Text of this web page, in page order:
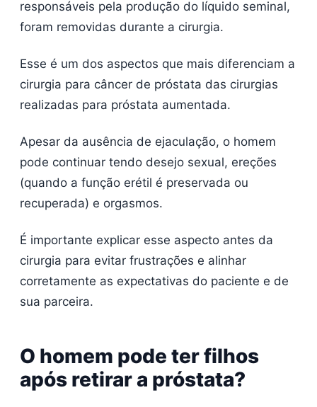
responsáveis pela produção do líquido seminal,
foram removidas durante a cirurgia.
Esse é um dos aspectos que mais diferenciam a
cirurgia para câncer de próstata das cirurgias
realizadas para próstata aumentada.
Apesar da ausência de ejaculação, o homem
pode continuar tendo desejo sexual, ereções
(quando a função erétil é preservada ou
recuperada) e orgasmos.
É importante explicar esse aspecto antes da
cirurgia para evitar frustrações e alinhar
corretamente as expectativas do paciente e de
sua parceira.
O homem pode ter filhos
após retirar a próstata?